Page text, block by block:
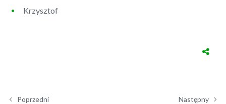
Krzysztof
Poprzedni Następny